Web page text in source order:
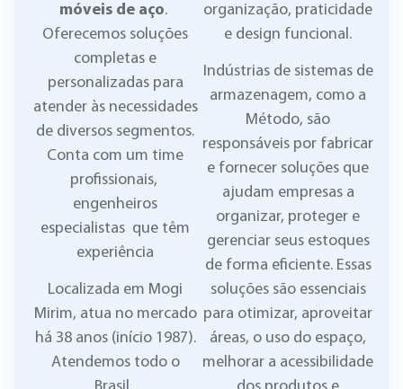
móveis de aço.
Oferecemos soluções
completas e
personalizadas para
atender às necessidades
de diversos segmentos.
Conta com um time
profissionais,
engenheiros
especialistas que têm
experiência
Localizada em Mogi
Mirim, atua no mercado
há 38 anos (início 1987).
Atendemos todo o
organização, praticidade
e design funcional.
Indústrias de sistemas de
armazenagem, como a
Método, são
responsáveis por fabricar
e fornecer soluções que
ajudam empresas a
organizar, proteger e
gerenciar seus estoques
de forma eficiente. Essas
soluções são essenciais
para otimizar, aproveitar
áreas, o uso do espaço,
melhorar a acessibilidade